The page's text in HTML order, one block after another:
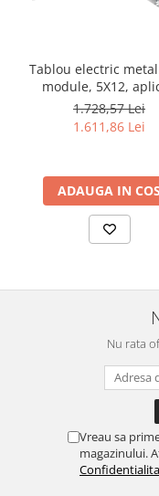
Tablou electric
module, 5X12,
Hager, Univers,
sectie multimedia,
FWB52K1
1.728,57 Lei
1.611,86 Lei
ADAUGA IN COS
Nu rata
Vreau sa
magazinului.